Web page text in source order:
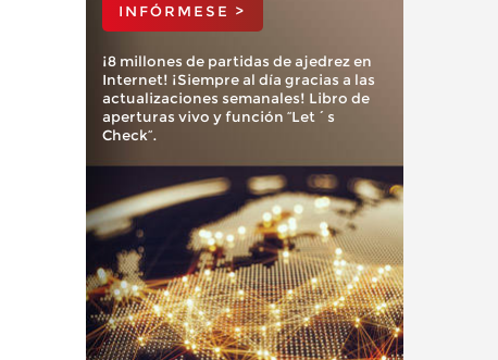
INFÓRMESE >
¡8 millones de partidas de ajedrez en
Internet! ¡Siempre al día gracias a las
actualizaciones semanales! Libro de
aperturas vivo y función “Let´s
Check”.